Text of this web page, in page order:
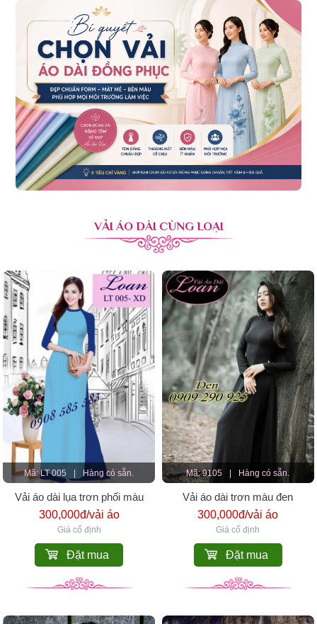
VẢI ÁO DÀI CÙNG LOẠI
Mã: LT 005 | Hàng có sẵn.
Vải áo dài lụa trơn phối màu
300,000đ/vải áo
Giá cố định
Đặt mua
Mã: 9105 | Hàng có sẵn.
Vải áo dài trơn màu đen
300,000đ/vải áo
Giá cố định
Đặt mua